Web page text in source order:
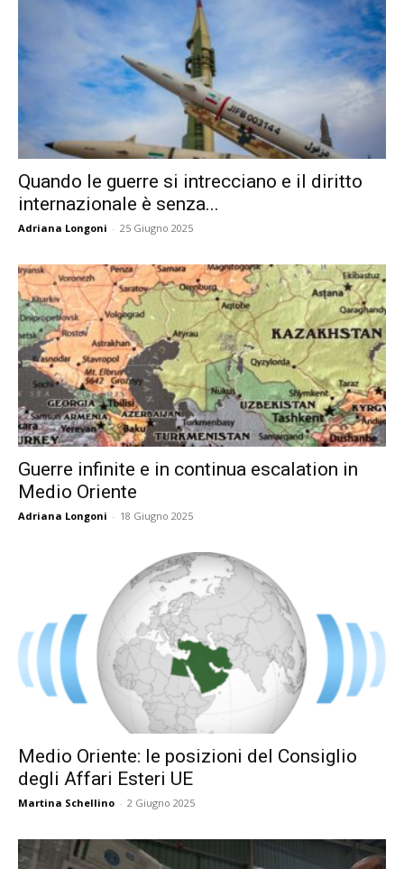
Quando le guerre si intrecciano e il diritto
internazionale è senza...
Adriana Longoni - 25 Giugno 2025
Guerre infinite e in continua escalation in
Medio Oriente
Adriana Longoni - 18 Giugno 2025
Medio Oriente: le posizioni del Consiglio
degli Affari Esteri UE
Martina Schellino - 2 Giugno 2025